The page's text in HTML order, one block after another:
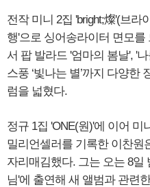
전작 미니 2집 'bright;燦'(브라
행'으로 싱어송라이터 면모
서 팝 발라드 '엄마의 봄날', '
스풍 ‘빛나는 별’까지 다양한
럼을 넓혔다.
정규 1집 'ONE(원)'에 이어 미
밀리언셀러를 기록한 이찬원
자리매김했다. 그는 오는 8일
님'에 출연해 새 앨범과 관련